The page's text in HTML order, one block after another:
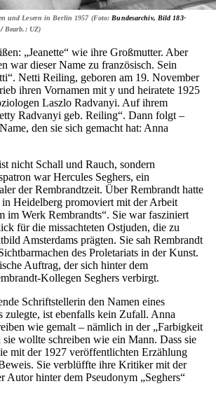
und Lesern in Berlin 1957 (Foto: Bundesarchiv, Bild 183-
Bearb.: UZ)
„Jeanette“ wie ihre Großmutter. Aber
war dieser Name zu französisch. Sein
Netti Reiling, geboren am 19. November
ihren Vornamen mit y und heiratete 1925
Laszlo Radvanyi. Auf ihrem
Radvanyi geb. Reiling“. Dann folgt –
den sie sich gemacht hat: Anna
nicht Schall und Rauch, sondern
war Hercules Seghers, ein
der Rem­brandtzeit. Über Rembrandt hatte
Heidelberg promoviert mit der Arbeit
im Werk Rembrandts“. Sie war fasziniert
für die missachteten Ostjuden, die zu
Amsterdams prägten. Sie sah Rembrandt
des Proletariats in der Kunst.
Auftrag, der sich hinter dem
Kollegen Seghers verbirgt.
Schriftstellerin den Namen eines
zulegte, ist ebenfalls kein Zufall. Anna
wie gemalt – nämlich in der „Farbigkeit
wollte schreiben wie ein Mann. Dass sie
mit der 1927 veröffentlichten Erzählung
Sie verblüffte ihre Kritiker mit der
Autor hinter dem Pseudonym „Seghers“